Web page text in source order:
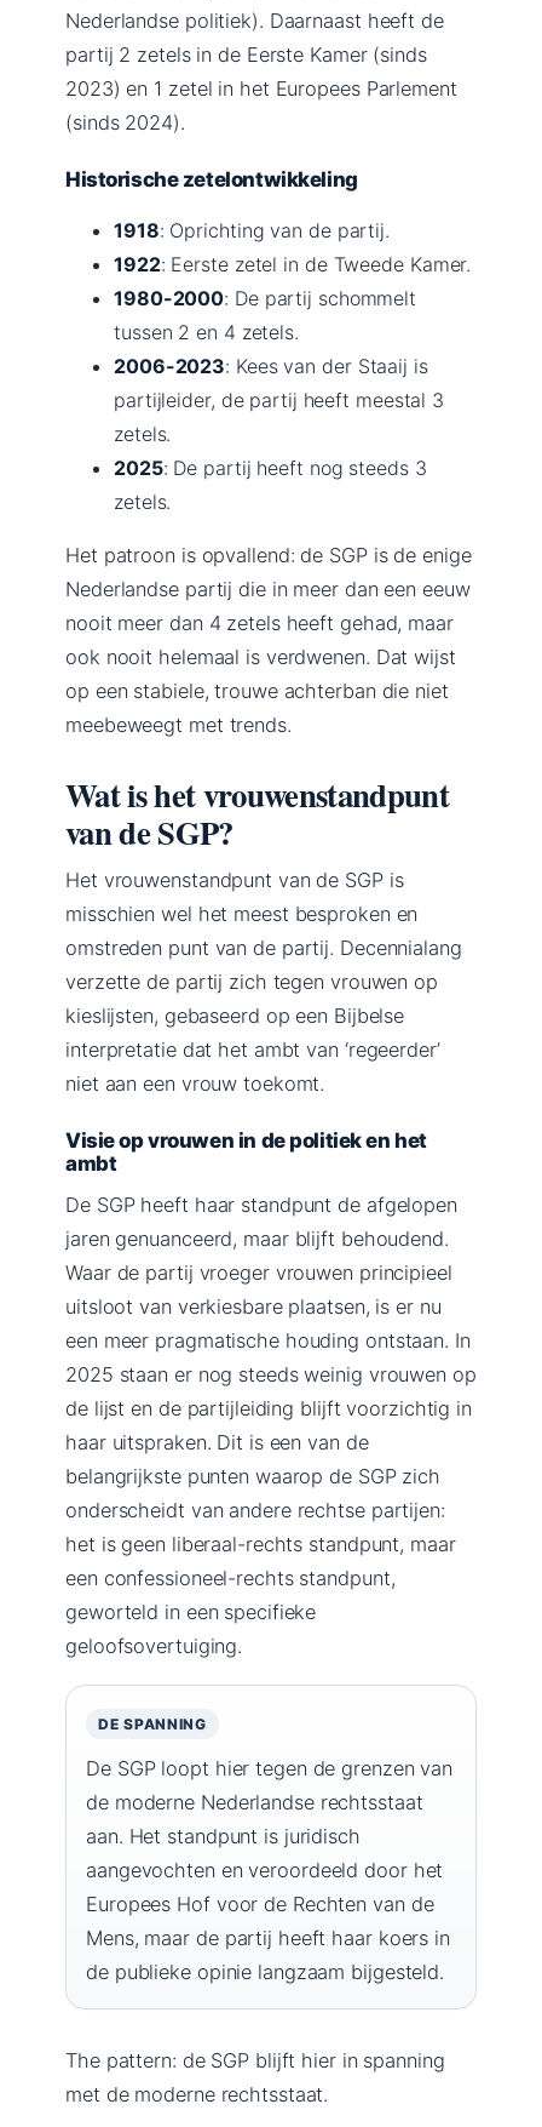
Nederlandse politiek). Daarnaast heeft de
partij 2 zetels in de Eerste Kamer (sinds
2023) en 1 zetel in het Europees Parlement
(sinds 2024).
Historische zetelontwikkeling
1918: Oprichting van de partij.
1922: Eerste zetel in de Tweede Kamer.
1980-2000: De partij schommelt
tussen 2 en 4 zetels.
2006-2023: Kees van der Staaij is
partijleider, de partij heeft meestal 3
zetels.
2025: De partij heeft nog steeds 3
zetels.
Het patroon is opvallend: de SGP is de enige
Nederlandse partij die in meer dan een eeuw
nooit meer dan 4 zetels heeft gehad, maar
ook nooit helemaal is verdwenen. Dat wijst
op een stabiele, trouwe achterban die niet
meebeweegt met trends.
Wat is het vrouwenstandpunt
van de SGP?
Het vrouwenstandpunt van de SGP is
misschien wel het meest besproken en
omstreden punt van de partij. Decennialang
verzette de partij zich tegen vrouwen op
kieslijsten, gebaseerd op een Bijbelse
interpretatie dat het ambt van ‘regeerder’
niet aan een vrouw toekomt.
Visie op vrouwen in de politiek en het
ambt
De SGP heeft haar standpunt de afgelopen
jaren genuanceerd, maar blijft behoudend.
Waar de partij vroeger vrouwen principieel
uitsloot van verkiesbare plaatsen, is er nu
een meer pragmatische houding ontstaan. In
2025 staan er nog steeds weinig vrouwen op
de lijst en de partijleiding blijft voorzichtig in
haar uitspraken. Dit is een van de
belangrijkste punten waarop de SGP zich
onderscheidt van andere rechtse partijen:
het is geen liberaal-rechts standpunt, maar
een confessioneel-rechts standpunt,
geworteld in een specifieke
geloofsovertuiging.
DE SPANNING
De SGP loopt hier tegen de grenzen van
de moderne Nederlandse rechtsstaat
aan. Het standpunt is juridisch
aangevochten en veroordeeld door het
Europees Hof voor de Rechten van de
Mens, maar de partij heeft haar koers in
de publieke opinie langzaam bijgesteld.
The pattern: de SGP blijft hier in spanning
met de moderne rechtsstaat.